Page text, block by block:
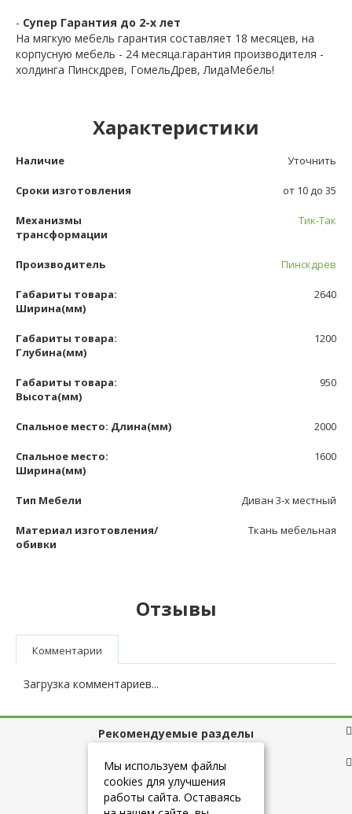
- Супер Гарантия до 2-х лет
На мягкую мебель гарантия составляет 18 месяцев, на
корпусную мебель - 24 месяца.гарантия производителя -
холдинга Пинскдрев, ГомельДрев, ЛидаМебель!
Характеристики
Наличие Уточнить
Сроки изготовления от 10 до 35
Механизмы
трансформации
Тик-Так
Производитель Пинскдрев
Габариты товара:
Ширина(мм)
2640
Габариты товара:
Глубина(мм)
1200
Габариты товара:
Высота(мм)
950
Спальное место: Длина(мм) 2000
Спальное место:
Ширина(мм)
1600
Тип Мебели Диван 3-х местный
Материал изготовления/
обивки
Ткань мебельная
Отзывы
Комментарии
Загрузка комментариев...
Рекомендуемые разделы
Полезные ссылки
Мы используем файлы
cookies для улучшения
работы сайта. Оставаясь